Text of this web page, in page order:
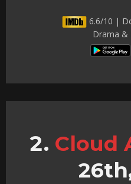
6.6/10 |
Drama &
Cloud